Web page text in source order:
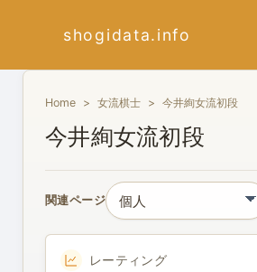
shogidata.info
Home 女流棋士 今井絢女流初段
今井絢女流初段
関連ページ
レーティング